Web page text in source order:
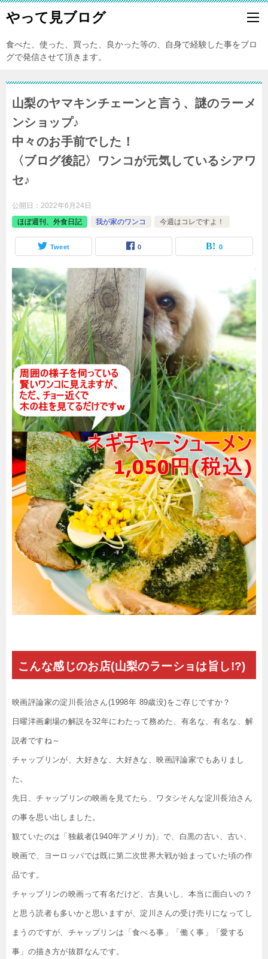
やって見ブログ
食べた、使った、買った、良かった等の、自身で経験した事をブロ
グで発信させて頂きます。
山梨のヤマキンチェーンと言う、謎のラーメ
ンショップ♪
中々のお手前でした！
〈ブログ後記〉ワンコが元気しているシアワ
セ♪
公開日： 2022年6月24日
ほぼ週刊、外食日記
我が家のワンコ 今週はコレですよ！
Tweet 0 0
こんな感じのお店(山梨のラーショは旨し!?)
映画評論家の淀川長治さん(1998年 89歳没)をご存じですか？
日曜洋画劇場の解説を32年にわたって務めた、有名な、有名な、解
説者ですね～
チャップリンが、大好きな、大好きな、映画評論家でもありまし
た。
先日、チャップリンの映画を見てたら、ワタシそんな淀川長治さん
の事を思い出しました。
観ていたのは「独裁者(1940年アメリカ)」で、白黒の古い、古い、
映画で、ヨーロッパでは既に第二次世界大戦が始まっていた頃の作
品です。
チャップリンの映画って有名だけど、古臭いし、本当に面白いの？
と思う読者も多いかと思いますが、淀川さんの受け売りになってし
まうのですが、チャップリンは「食べる事」「働く事」「愛する
事」の描き方が抜群なんです。